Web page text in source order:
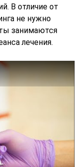
В отличие от
не нужно
занимаются
лечения.